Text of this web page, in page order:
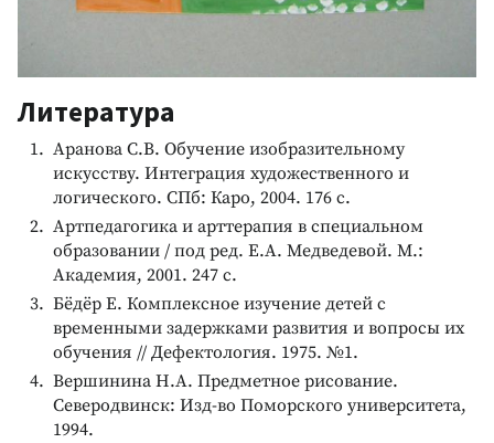
Литература
Аранова С.В. Обучение изобразительному
искусству. Интеграция художественного и
логического. СПб: Каро, 2004. 176 с.
Артпедагогика и арттерапия в специальном
образовании / под ред. Е.А. Медведевой. М.:
Академия, 2001. 247 с.
Бёдёр Е. Комплексное изучение детей с
временными задержками развития и вопросы их
обучения // Дефектология. 1975. №1.
Вершинина Н.А. Предметное рисование.
Северодвинск: Изд-во Поморского университета,
1994.